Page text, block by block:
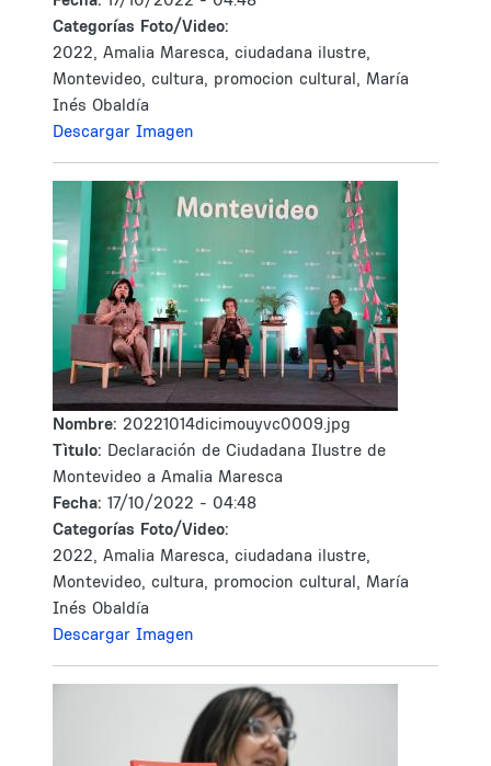
Categorías Foto/Video:
2022, Amalia Maresca, ciudadana ilustre,
Montevideo, cultura, promocion cultural, María
Inés Obaldía
Descargar Imagen
Nombre: 20221014dicimouyvc0009.jpg
Tìtulo: Declaración de Ciudadana Ilustre de
Montevideo a Amalia Maresca
Fecha: 17/10/2022 - 04:48
Categorías Foto/Video:
2022, Amalia Maresca, ciudadana ilustre,
Montevideo, cultura, promocion cultural, María
Inés Obaldía
Descargar Imagen